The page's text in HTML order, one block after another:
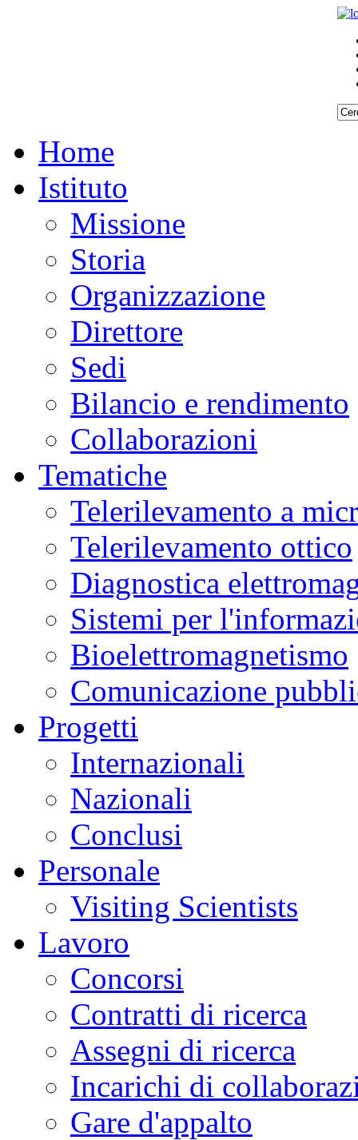
Home
Istituto
Missione
Storia
Organizzazione
Direttore
Sedi
Bilancio e rendimento
Collaborazioni
Tematiche
Telerilevamento a
Telerilevamento ottico
Diagnostica
Sistemi per
Bioelettromagnetismo
Comunicazione
Progetti
Internazionali
Nazionali
Conclusi
Personale
Visiting Scientists
Lavoro
Concorsi
Contratti di ricerca
Assegni di ricerca
Incarichi di
Gare d'appalto